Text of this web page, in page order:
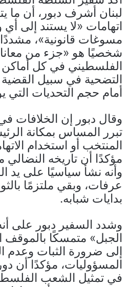
لبنان أشرف دبور، أن ما
اتهامات «لا يستند إلى أي
مسوغات قانونية»، مشددًا
شخصيًا هو «جزء من
الفلسطيني في كل أماكن
التضحية في سبيل
أمام حجم التحديات التي
وقال دبور إن الخلافات
تبرر المساس بمكانة
المنتخب أو استخدام
مؤكدًا أن تاريخه
وأنه نشأ سياسيًا على يد
عرفات، وبقي ملتزمًا
بدايات شبابه.
وشدد السفير دبور على
الجبل» متمسكًا بالموقف
إلى ضرورة الثبات وعدم
المسؤوليات، مؤكدًا أن
في تمثيل الشعب